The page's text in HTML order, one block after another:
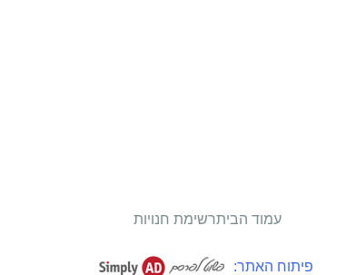
עמוד הביתרשימת חנויות
פיתוח האתר: